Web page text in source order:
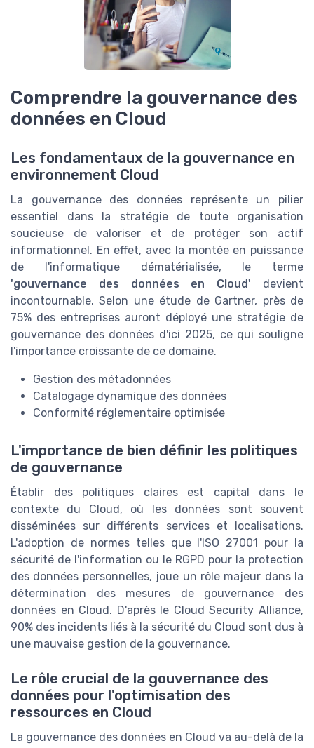
Comprendre la gouvernance des
données en Cloud
Les fondamentaux de la gouvernance en
environnement Cloud
La gouvernance des données représente un pilier
essentiel dans la stratégie de toute organisation
soucieuse de valoriser et de protéger son actif
informationnel. En effet, avec la montée en puissance
de l'informatique dématérialisée, le terme
'gouvernance des données en Cloud' devient
incontournable. Selon une étude de Gartner, près de
75% des entreprises auront déployé une stratégie de
gouvernance des données d'ici 2025, ce qui souligne
l'importance croissante de ce domaine.
Gestion des métadonnées
Catalogage dynamique des données
Conformité réglementaire optimisée
L'importance de bien définir les politiques
de gouvernance
Établir des politiques claires est capital dans le
contexte du Cloud, où les données sont souvent
disséminées sur différents services et localisations.
L'adoption de normes telles que l'ISO 27001 pour la
sécurité de l'information ou le RGPD pour la protection
des données personnelles, joue un rôle majeur dans la
détermination des mesures de gouvernance des
données en Cloud. D'après le Cloud Security Alliance,
90% des incidents liés à la sécurité du Cloud sont dus à
une mauvaise gestion de la gouvernance.
Le rôle crucial de la gouvernance des
données pour l'optimisation des
ressources en Cloud
La gouvernance des données en Cloud va au-delà de la